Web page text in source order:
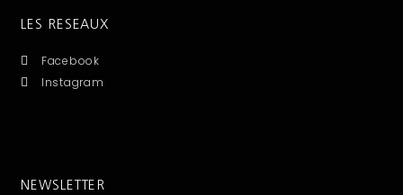
LES RESEAUX
Facebook
Instagram
NEWSLETTER